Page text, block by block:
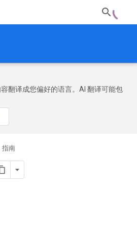
翻译成您偏好的语言。AI 翻译可能包
指南